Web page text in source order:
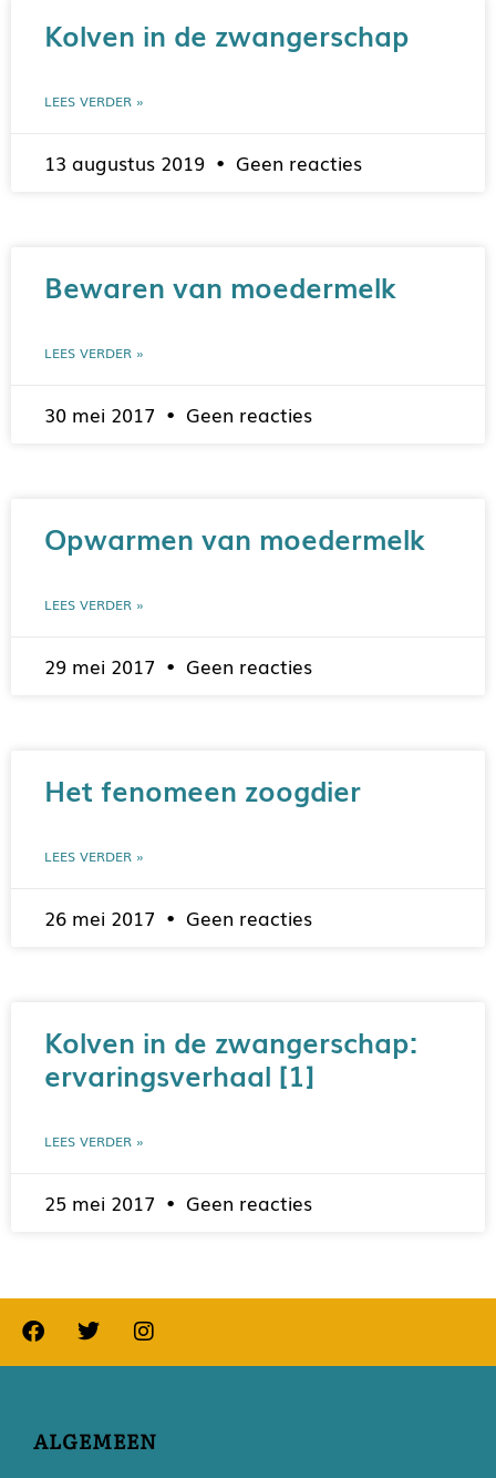
Kolven in de zwangerschap
LEES VERDER »
13 augustus 2019 Geen reacties
Bewaren van moedermelk
LEES VERDER »
30 mei 2017 Geen reacties
Opwarmen van moedermelk
LEES VERDER »
29 mei 2017 Geen reacties
Het fenomeen zoogdier
LEES VERDER »
26 mei 2017 Geen reacties
Kolven in de zwangerschap:
ervaringsverhaal [1]
LEES VERDER »
25 mei 2017 Geen reacties
ALGEMEEN